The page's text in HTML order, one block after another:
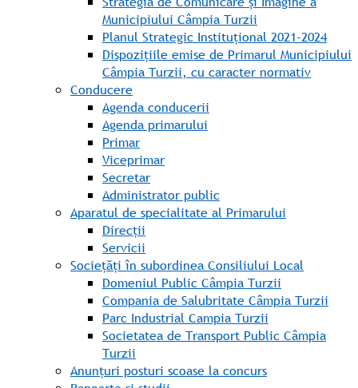
Municipiului Câmpia Turzii
Planul Strategic Instituțional 2021-2024
Dispozițiile emise de Primarul Municipiului
Câmpia Turzii, cu caracter normativ
Conducere
Agenda conducerii
Agenda primarului
Primar
Viceprimar
Secretar
Administrator public
Aparatul de specialitate al Primarului
Direcții
Servicii
Sociețăți în subordinea Consiliului Local
Domeniul Public Câmpia Turzii
Compania de Salubritate Câmpia Turzii
Parc Industrial Campia Turzii
Societatea de Transport Public Câmpia
Turzii
Anunțuri posturi scoase la concurs